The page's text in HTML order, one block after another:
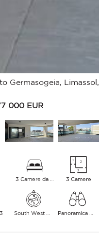
Germasogeia, Limassol,
000 EUR
3 Camere